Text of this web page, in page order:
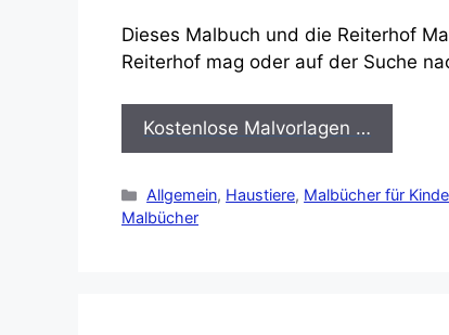
Dieses Malbuch und die Reiterhof
Reiterhof mag oder auf der Suche
Kostenlose Malvorlagen …
Kategorien
Allgemein, Haustiere, Malbücher für
Malbücher